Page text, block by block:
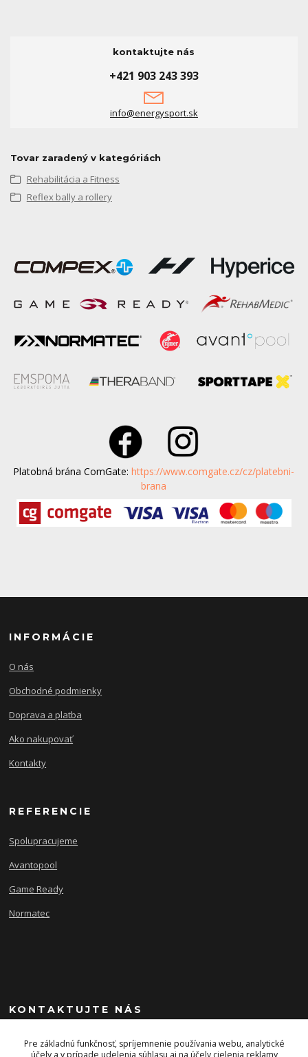
kontaktujte nás
+421 903 243 393
info@energysport.sk
Tovar zaradený v kategóriách
Rehabilitácia a Fitness
Reflex bally a rollery
Platobná brána ComGate:https://www.comgate.cz/cz/platebni-
brana
INFORMÁCIE
O nás
Obchodné podmienky
Doprava a platba
Ako nakupovať
Kontakty
REFERENCIE
Spolupracujeme
Avantopool
Game Ready
Normatec
KONTAKTUJTE NÁS
+421 903 243 393
Pre základnú funkčnosť, spríjemnenie používania webu, analytické
účely a v prípade udelenia súhlasu aj na účely cielenia reklamy